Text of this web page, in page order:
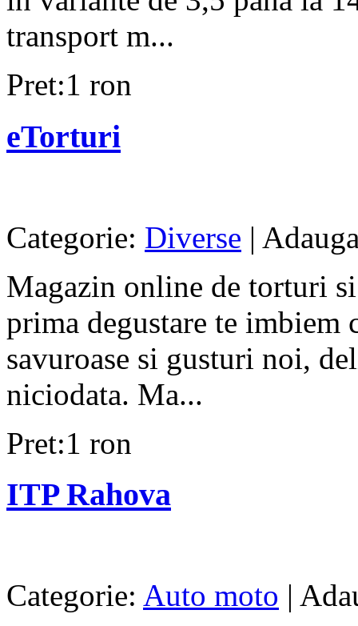
transport m...
Pret:1 ron
eTorturi
Categorie: Diverse |
Magazin online de torturi
prima degustare te imbiem
savuroase si gusturi noi,
niciodata. Ma...
Pret:1 ron
ITP Rahova
Categorie: Auto moto |